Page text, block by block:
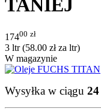
TANIEJ
17400 zł
3 ltr (58.00 złza ltr)
W magazynie
Wysyłka w ciągu